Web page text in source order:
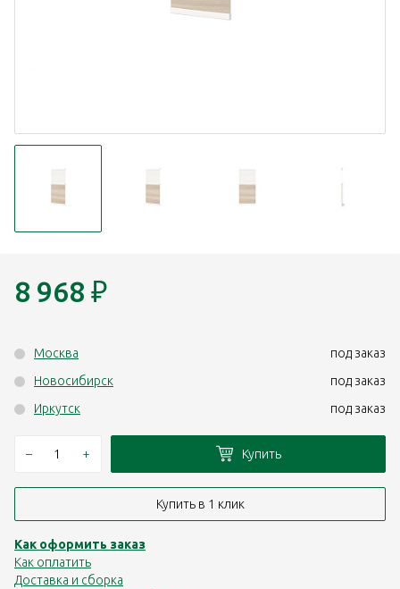
8 968 ₽
Москва
под заказ
Новосибирск
под заказ
Иркутск
под заказ
– + Купить
Купить в 1 клик
Как оформить заказ
Как оплатить
Доставка и сборка